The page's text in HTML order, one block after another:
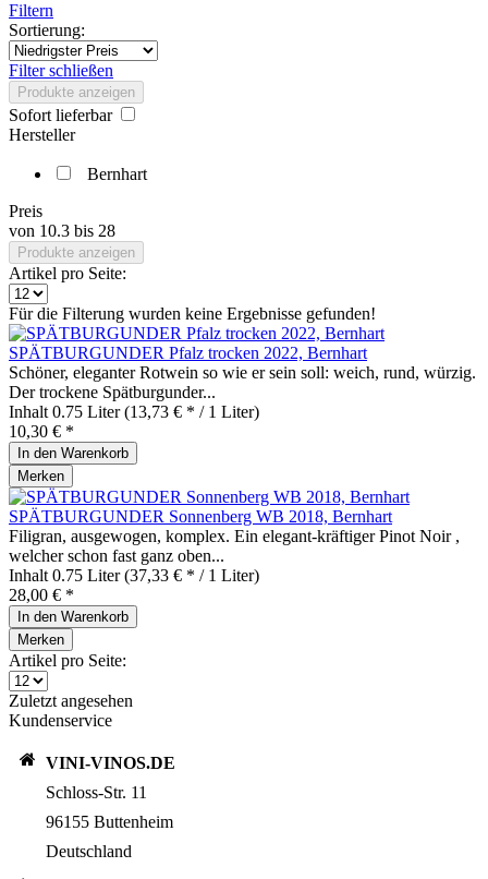
Filtern
Sortierung:
Filter schließen
Produkte anzeigen
Sofort lieferbar
Hersteller
Bernhart
Preis
von 10.3 bis 28
Produkte anzeigen
Artikel pro Seite:
Für die Filterung wurden keine Ergebnisse gefunden!
SPÄTBURGUNDER Pfalz trocken 2022, Bernhart
Schöner, eleganter Rotwein so wie er sein soll: weich, rund, würzig.
Der trockene Spätburgunder...
Inhalt 0.75 Liter(13,73 € * / 1 Liter)
10,30 € *
In den Warenkorb
Merken
SPÄTBURGUNDER Sonnenberg WB 2018, Bernhart
Filigran, ausgewogen, komplex. Ein elegant-kräftiger Pinot Noir ,
welcher schon fast ganz oben...
Inhalt 0.75 Liter(37,33 € * / 1 Liter)
28,00 € *
In den Warenkorb
Merken
Artikel pro Seite:
Zuletzt angesehen
Kundenservice
VINI-VINOS.DE
Schloss-Str. 11
96155 Buttenheim
Deutschland